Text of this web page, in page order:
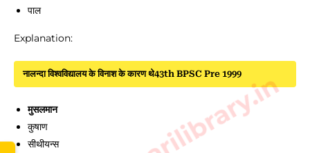
पाल
Explanation:
नालन्दा विश्वविद्यालय के विनाश के कारण थे43th BPSC Pre 1999
मुसलमान
कुषाण
सीथीयन्स